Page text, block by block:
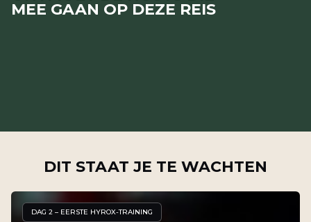
MEE GAAN OP DEZE REIS
DIT STAAT JE TE WACHTEN
DAG 2 – EERSTE HYROX-TRAINING